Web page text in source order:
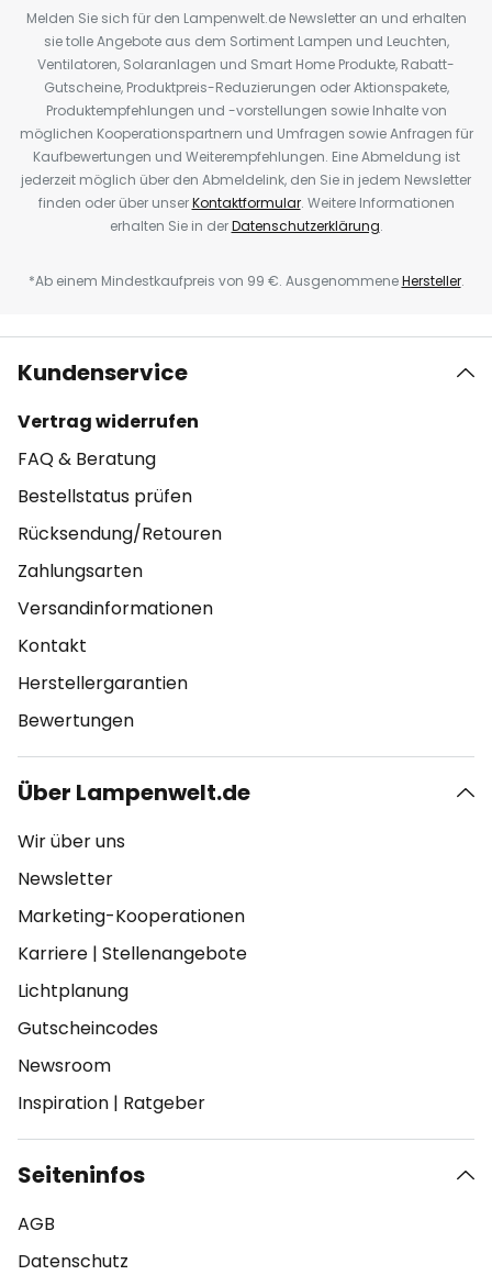
Melden Sie sich für den Lampenwelt.de Newsletter an und erhalten
sie tolle Angebote aus dem Sortiment Lampen und Leuchten,
Ventilatoren, Solaranlagen und Smart Home Produkte, Rabatt-
Gutscheine, Produktpreis-Reduzierungen oder Aktionspakete,
Produktempfehlungen und -vorstellungen sowie Inhalte von
möglichen Kooperationspartnern und Umfragen sowie Anfragen für
Kaufbewertungen und Weiterempfehlungen. Eine Abmeldung ist
jederzeit möglich über den Abmeldelink, den Sie in jedem Newsletter
finden oder über unserKontaktformular. Weitere Informationen
erhalten Sie in derDatenschutzerklärung.
*Ab einem Mindestkaufpreis von 99 €. AusgenommeneHersteller.
Kundenservice
Vertrag widerrufen
FAQ & Beratung
Bestellstatus prüfen
Rücksendung/Retouren
Zahlungsarten
Versandinformationen
Kontakt
Herstellergarantien
Bewertungen
Über Lampenwelt.de
Wir über uns
Newsletter
Marketing-Kooperationen
Karriere | Stellenangebote
Lichtplanung
Gutscheincodes
Newsroom
Inspiration | Ratgeber
Seiteninfos
AGB
Datenschutz